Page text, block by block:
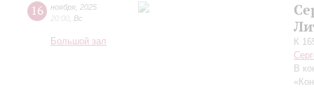
16 ноября 2025
20:00 Вс
Большой зал
К
В